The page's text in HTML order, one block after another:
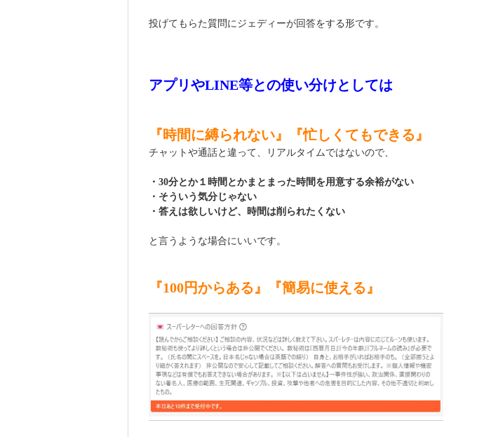
投げてもらた質問にジェディーが回答をする形です。
アプリやLINE等との使い分けとしては
『時間に縛られない』『忙しくてもできる』
チャットや通話と違って、リアルタイムではないので、
・30分とか１時間とかまとまった時間を用意する余裕がない
・そういう気分じゃない
・答えは欲しいけど、時間は削られたくない
と言うような場合にいいです。
『100円からある』『簡易に使える』